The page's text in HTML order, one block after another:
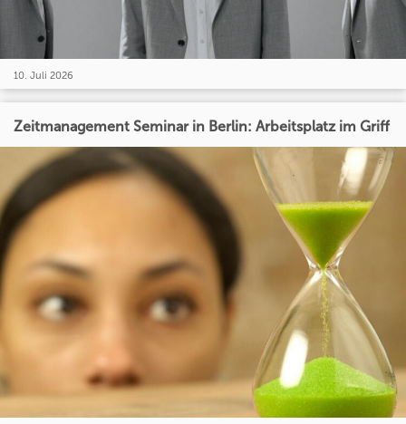
10. Juli 2026
Zeitmanagement Seminar in Berlin: Arbeitsplatz im Griff